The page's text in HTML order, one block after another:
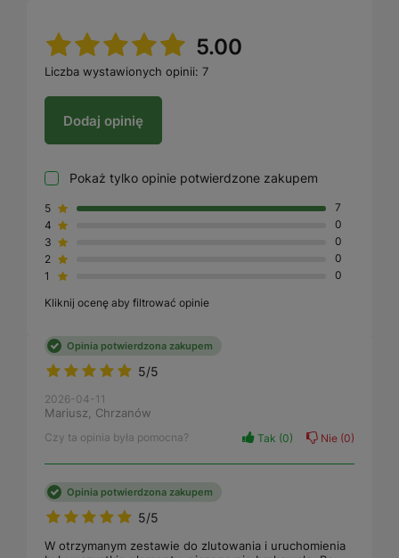
5.00
Liczba wystawionych opinii: 7
Dodaj opinię
Pokaż tylko opinie potwierdzone zakupem
5
7
4
0
3
0
2
0
1
0
Kliknij ocenę aby filtrować opinie
5/5
Opinia potwierdzona zakupem
2026-04-11
Mariusz, Chrzanów
Czy ta opinia była pomocna? Tak 0 Nie 0
5/5
Opinia potwierdzona zakupem
W otrzymanym zestawie do zlutowania i uruchomienia